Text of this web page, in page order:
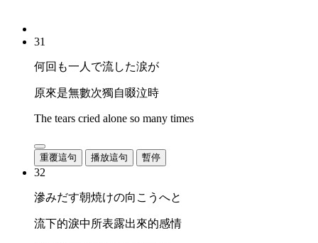
31
何回も一人で流した涙が
原來是無數次獨自啜泣時
The tears cried alone so many times
重覆這句 播放這句 暫停
32
滲みだす朝焼けの向こうへと
流下的淚中所表露出來的感情